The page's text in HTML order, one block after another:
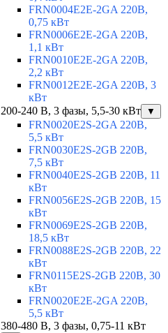
FRN0004E2E-2GA 220В,
0,75 кВт
FRN0006E2E-2GA 220В,
1,1 кВт
FRN0010E2E-2GA 220В,
2,2 кВт
FRN0012E2E-2GA 220В, 3
кВт
200-240 В, 3 фазы, 5,5-30 кВт
▼
FRN0020E2S-2GA 220В,
5,5 кВт
FRN0030E2S-2GB 220В,
7,5 кВт
FRN0040E2S-2GB 220В, 11
кВт
FRN0056E2S-2GB 220В, 15
кВт
FRN0069E2S-2GB 220В,
18,5 кВт
FRN0088E2S-2GB 220В, 22
кВт
FRN0115E2S-2GB 220В, 30
кВт
FRN0020E2E-2GA 220В,
5,5 кВт
380-480 В, 3 фазы, 0,75-11 кВт